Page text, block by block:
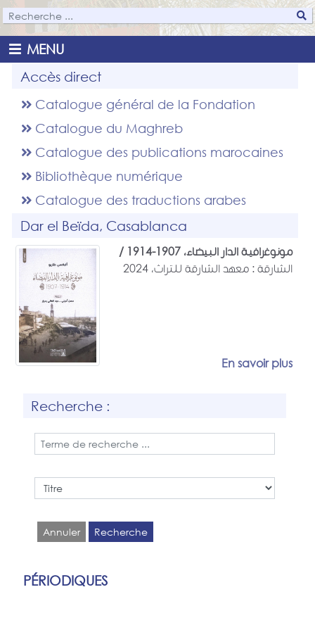
MENU
Accès direct
Catalogue général de la Fondation
Catalogue du Maghreb
Catalogue des publications marocaines
Bibliothèque numérique
Catalogue des traductions arabes
Dar el Beïda, Casablanca
مونوغرافية الدار البيضاء، 1907-1914 /
الشارقة : معهد الشارقة للتراث، 2024
En savoir plus
Recherche :
Recherche
Annuler
PÉRIODIQUES